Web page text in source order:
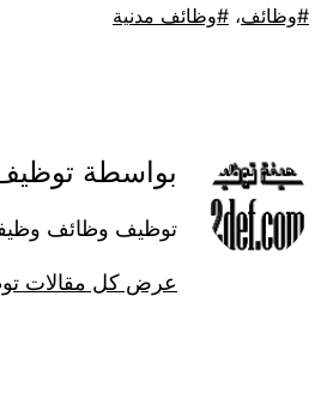
موسوم
وظائف، وظائف مدنية
بواسطة
توظيف وظائف
عرض كل مقالات